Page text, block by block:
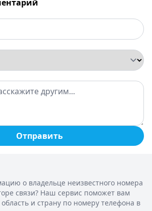
Отправить
о владельце неизвестного номера
связи? Наш сервис поможет вам
и страну по номеру телефона в